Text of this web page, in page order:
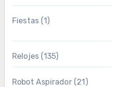
Fiestas (1)
Relojes (135)
Robot Aspirador(21)